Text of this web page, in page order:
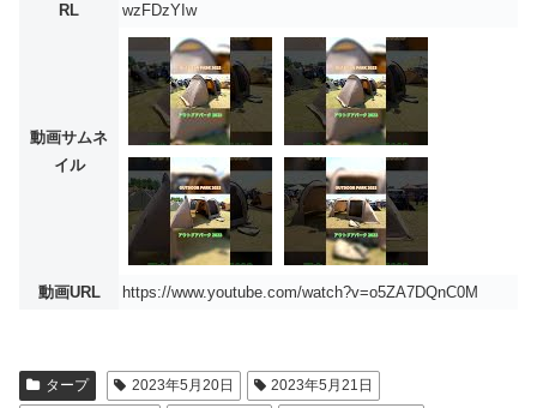
RL
wzFDzYIw
動画サムネ
イル
動画URL https://www.youtube.com/watch?v=o5ZA7DQnC0M
タープ 2023年5月20日
2023年5月21日